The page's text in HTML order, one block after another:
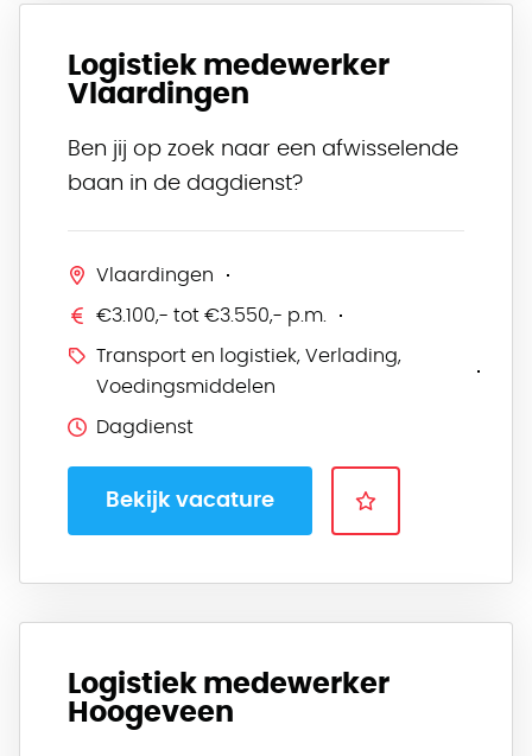
Logistiek medewerker
Vlaardingen
Ben jij op zoek naar een afwisselende
baan in de dagdienst?
Vlaardingen
€3.100,- tot €3.550,- p.m.
Transport en logistiek, Verlading,
Voedingsmiddelen
Dagdienst
Bekijk vacature
Logistiek medewerker
Hoogeveen